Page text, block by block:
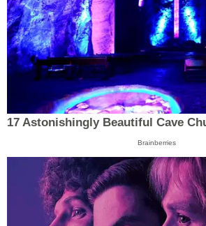
17 Astonishingly Beautiful Cave
Brainberries